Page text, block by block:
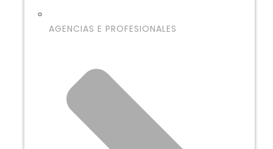
AGENCIAS E PROFESIONALES